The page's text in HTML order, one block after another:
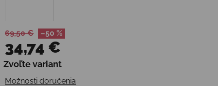
69,50 € –50 %
34,74 €
Jednotková cena:
Zvoľte variant
Možnosti doručenia